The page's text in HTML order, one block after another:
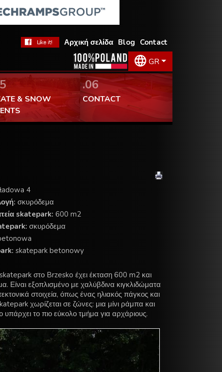
Contact
Blog
Αρχική σελίδα
GR
& SNOW
.06
CONTACT
4
σκυρόδεμα
skatepark: 600 m2
σκυρόδεμα
skatepark betonowy
skatepark στο Brzesko έχει έκταση 600 m2 και
Είναι εξοπλισμένο με χαλύβδινα κιγκλιδώματα
στοιχεία, όπως ένας ηλιακός πάγκος και
χωρίζεται σε ζώνες: μια μίνι ράμπα και
το πιο εύκολο τμήμα για αρχάριους.